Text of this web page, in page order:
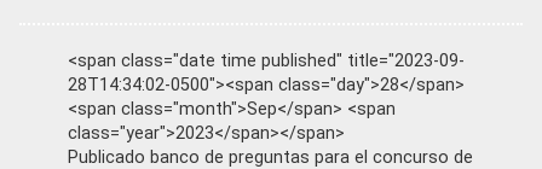
<span class="date time published" title="2023-09-
28T14:34:02-0500"><span class="day">28</span>
<span class="month">Sep</span> <span
class="year">2023</span></span>
Publicado banco de preguntas para el concurso de